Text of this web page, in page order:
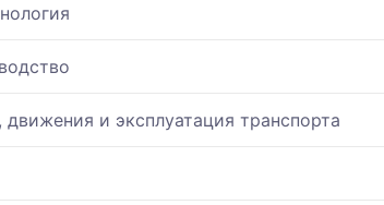
движения и эксплуатация транспорта